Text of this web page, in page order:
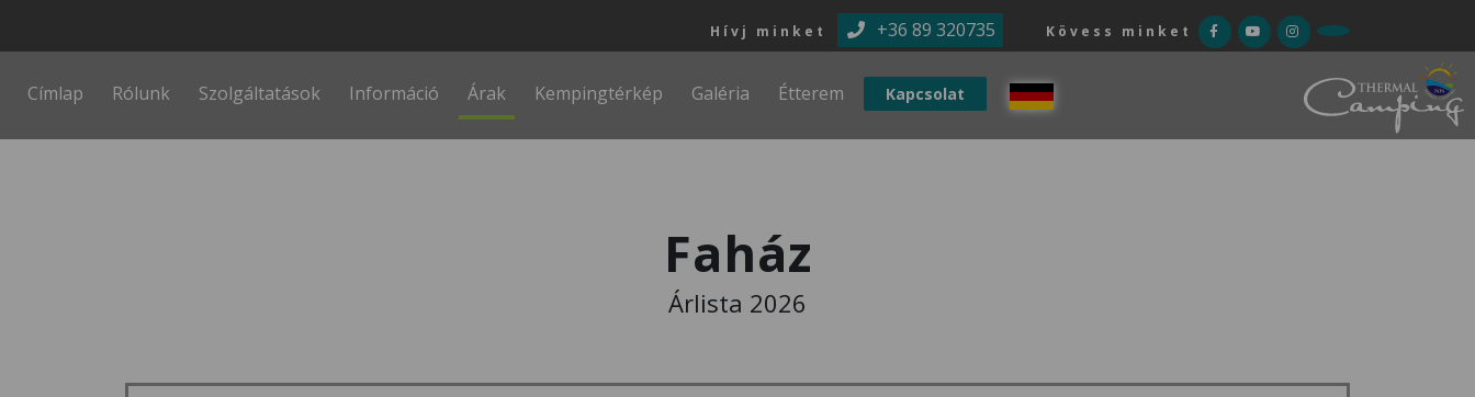
Ugrás a tartalomra
Hívj minket +36 89 320735 Kövess minket
Fő navigáció
Címlap Rólunk Szolgáltatások Információ Árak Kempingtérkép Galéria Étterem Kapcsolat
Faház
Árlista 2026